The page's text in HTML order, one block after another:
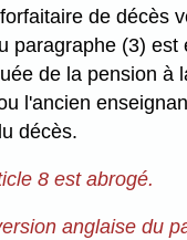
de décès
paragraphe (3) est
de la pension à
l'ancien
décès.
8 est abrogé.
anglaise du